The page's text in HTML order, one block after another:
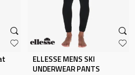
ELLESSE MENS SKI
UNDERWEAR PANTS